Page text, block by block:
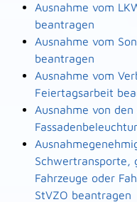
Ausnahme vom
beantragen
Ausnahme vom
beantragen
Ausnahme vom
Feiertagsarbeit
Ausnahme von
Schwertransporte,
Fahrzeuge oder
StVZO beantragen